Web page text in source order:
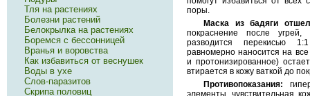
поры.
Маска из бадяги
покраснение после угрей,
разводится перекисью
равномерно наносится на
и протонизированное)
втирается в кожу ваткой до
Противопоказания:
элементы, чувствительная
Тля на растениях
Болезни растений
Белокрылка на растениях
Боремся с бессонницей
Вранья и воровства
Как избавиться от веснушек
Воды в ухе
Слов-паразитов
Скрипа половиц